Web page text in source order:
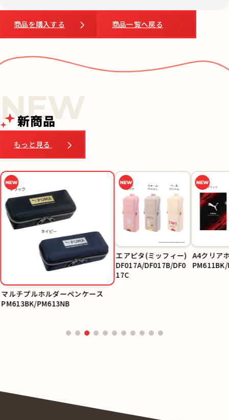
商品を購入する 商品一覧へ戻る
新商品
もっと見る
マルチプルホルダーペンケース
PM613BK/PM613NB
エアピタ(ミッフィー)
DF017A/DF017B/DF0
17C
A4クリア